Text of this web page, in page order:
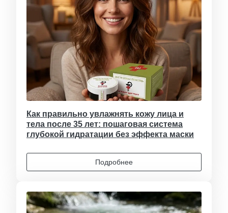
Как правильно увлажнять кожу лица и
тела после 35 лет: пошаговая система
глубокой гидратации без эффекта маски
Подробнее